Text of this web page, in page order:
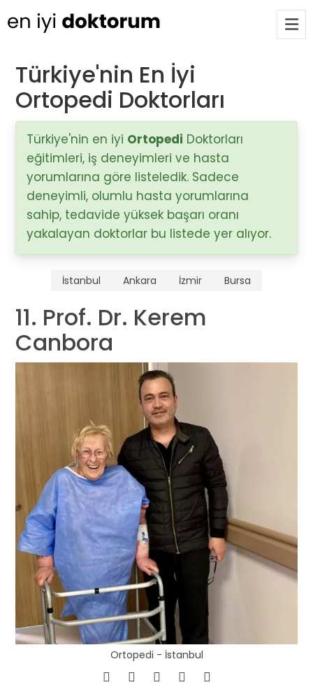
Op. Dr. Ayşecan Enmutlu
Adana / Seyhan
Doç. Dr. Songül Alemdaroğlu
Adana / Seyhan
Tüm Doktorlar
Tüm doktorları göster
Türkiye'nin En İyi
Ortopedi Doktorları
Türkiye'nin en iyi Ortopedi Doktorları
eğitimleri, iş deneyimleri ve hasta
yorumlarına göre listeledik. Sadece
deneyimli, olumlu hasta yorumlarına
sahip, tedavide yüksek başarı oranı
yakalayan doktorlar bu listede yer alıyor.
İstanbul Ankara İzmir Bursa
11. Prof. Dr. Kerem
Canbora
Ortopedi - İstanbul